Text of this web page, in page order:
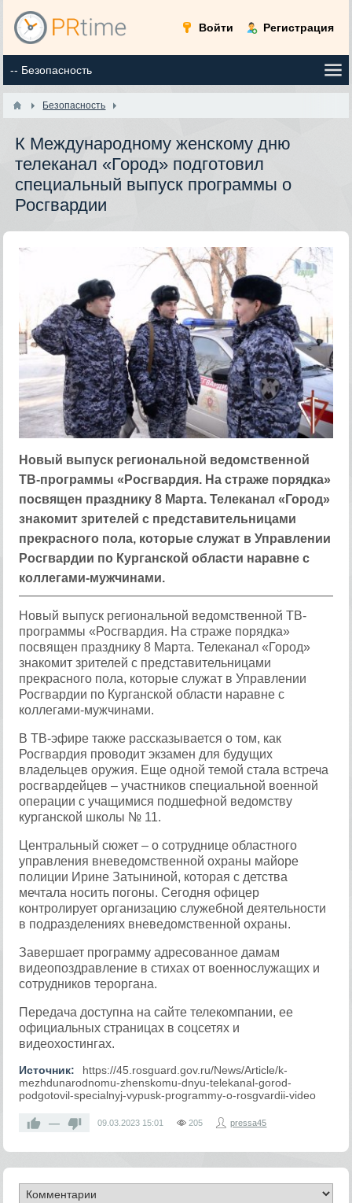
Войти Регистрация
Безопасность
К Международному женскому дню
телеканал «Город» подготовил
специальный выпуск программы о
Росгвардии
Новый выпуск региональной ведомственной
ТВ-программы «Росгвардия. На страже порядка»
посвящен празднику 8 Марта. Телеканал «Город»
знакомит зрителей с представительницами
прекрасного пола, которые служат в Управлении
Росгвардии по Курганской области наравне с
коллегами-мужчинами.
Новый выпуск региональной ведомственной ТВ-
программы «Росгвардия. На страже порядка»
посвящен празднику 8 Марта. Телеканал «Город»
знакомит зрителей с представительницами
прекрасного пола, которые служат в Управлении
Росгвардии по Курганской области наравне с
коллегами-мужчинами.
В ТВ-эфире также рассказывается о том, как
Росгвардия проводит экзамен для будущих
владельцев оружия. Еще одной темой стала встреча
росгвардейцев – участников специальной военной
операции с учащимися подшефной ведомству
курганской школы № 11.
Центральный сюжет – о сотруднице областного
управления вневедомственной охраны майоре
полиции Ирине Затыниной, которая с детства
мечтала носить погоны. Сегодня офицер
контролирует организацию служебной деятельности
в подразделениях вневедомственной охраны.
Завершает программу адресованное дамам
видеопоздравление в стихах от военнослужащих и
сотрудников тероргана.
Передача доступна на сайте телекомпании, ее
официальных страницах в соцсетях и
видеохостингах.
Источник:
https://45.rosguard.gov.ru/News/Article/k-
mezhdunarodnomu-zhenskomu-dnyu-telekanal-gorod-
podgotovil-specialnyj-vypusk-programmy-o-rosgvardii-video
— 09.03.2023 15:01 205 pressa45